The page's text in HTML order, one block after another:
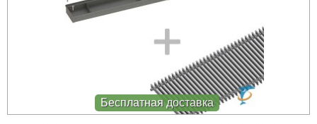
Бесплатная доставка